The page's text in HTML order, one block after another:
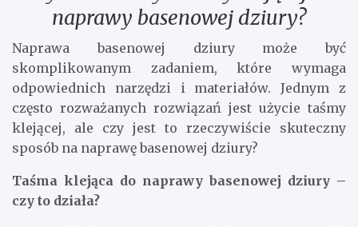
naprawy basenowej dziury?
Naprawa basenowej dziury może być
skomplikowanym zadaniem, które wymaga
odpowiednich narzędzi i materiałów. Jednym z
często rozważanych rozwiązań jest użycie taśmy
klejącej, ale czy jest to rzeczywiście skuteczny
sposób na naprawę basenowej dziury?
Taśma klejąca do naprawy basenowej dziury –
czy to działa?